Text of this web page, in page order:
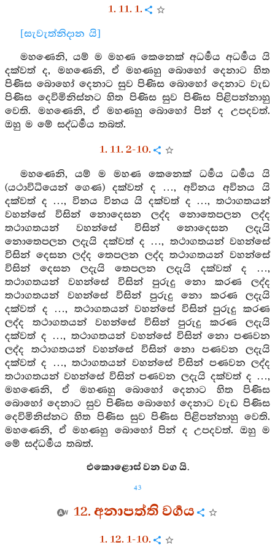
1. 11. 1.
[සැවැත්නිදාන යි]
මහණෙනි, යම් ම මහණ කෙනෙක් අධර්‍මය අධර්‍මය යි
දක්වත් ද, මහණෙනි, ඒ මහණහු බොහෝ දෙනාට හිත
පිණිස බොහෝ දෙනාට සුව පිණිස බොහෝ දෙනාට වැඩ
පිණිස දෙවිමිනිස්නට හිත පිණිස සුව පිණිස පිළිපන්නාහු
වෙති. මහණෙනි, ඒ මහණහු බොහෝ පින් ද උපදවත්.
ඔහු ම මේ සද්ධර්‍මය තබත්.
1. 11. 2-10.
මහණෙනි, යම් ම මහණ කෙනෙක් ධර්‍මය ධර්‍මය යි
(යථාවිධියෙන් ගෙණ) දක්වත් ද …, අවිනය අවිනය යි
දක්වත් ද …, විනය විනය යි දක්වත් ද …, තථාගතයන්
වහන්සේ විසින් නොදෙසන ලද්ද නොතෙපලන ලද්ද
තථාගතයන් වහන්සේ විසින් නොදෙසන ලදැයි
නොතෙපලන ලදැයි දක්වත් ද …, තථාගතයන් වහන්සේ
විසින් දෙසන ලද්ද තෙපලන ලද්ද තථාගතයන් වහන්සේ
විසින් දෙසන ලදැයි තෙපලන ලදැයි දක්වත් ද …,
තථාගතයන් වහන්සේ විසින් පුරුදු නො කරණ ලද්ද
තථාගතයන් වහන්සේ විසින් පුරුදු නො කරණ ලදැයි
දක්වත් ද …, තථාගතයන් වහන්සේ විසින් පුරුදු කරණ
ලද්ද තථාගතයන් වහන්සේ විසින් පුරුදු කරණ ලදැයි
දක්වත් ද …, තථාගතයන් වහන්සේ විසින් නො පණවන
ලද්ද තථාගතයන් වහන්සේ විසින් නො පණවන ලදැයි
දක්වත් ද …, තථාගතයන් වහන්සේ විසින් පණවන ලද්ද
තථාගතයන් වහන්සේ විසින් පණවන ලදැයි දක්වත් ද …,
මහණෙනි, ඒ මහණහු බොහෝ දෙනාට හිත පිණිස
බොහෝ දෙනාට සුව පිණිස බොහෝ දෙනාට වැඩ පිණිස
දෙවිමිනිස්නට හිත පිණිස සුව පිණිස පිළිපන්නාහු වෙති.
මහණෙනි, ඒ මහණහු බොහෝ පින් ද උපදවත්. ඔහු ම
මේ සද්ධර්‍මය තබත්.
එකොළොස් වන වග යි.
43
12. අනාපත්ති වර්‍ගය
1. 12. 1-10.